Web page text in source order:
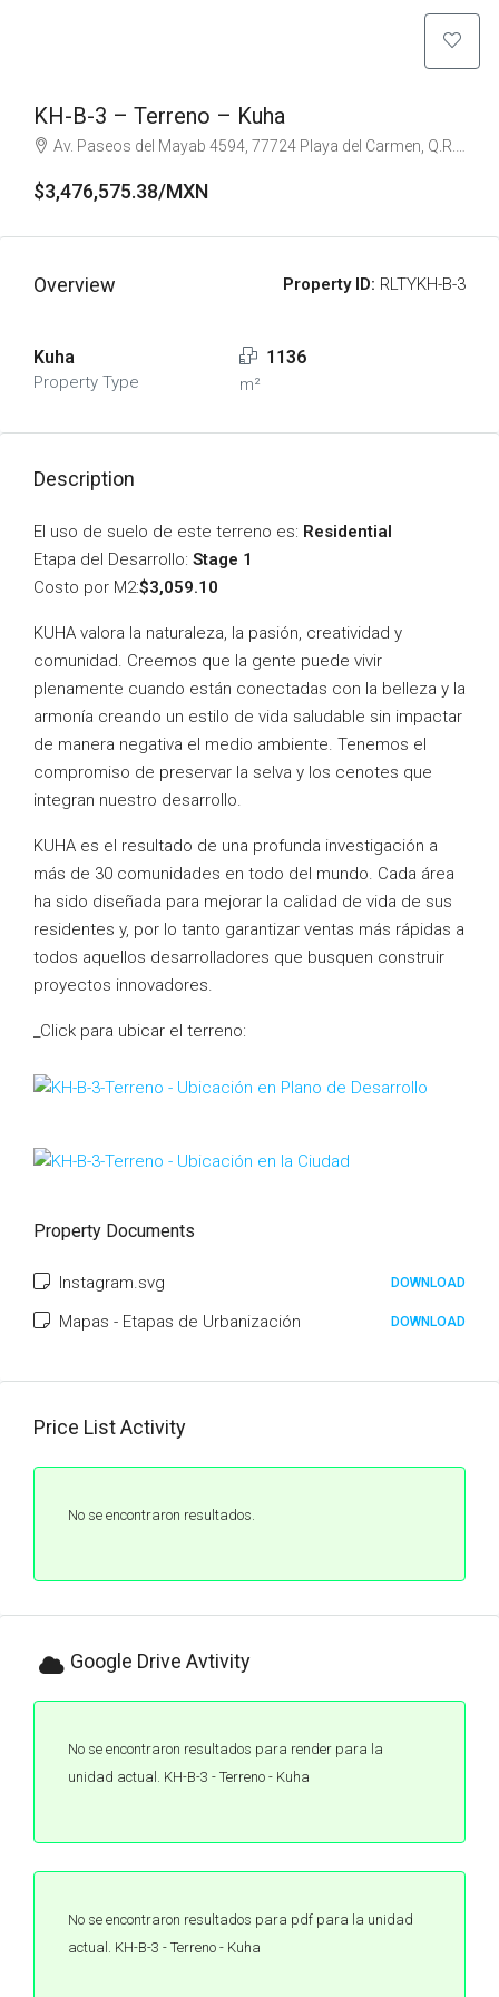
KH-B-3 – Terreno – Kuha
Av. Paseos del Mayab 4594, 77724 Playa del Carmen, Q.R., Mexico
$3,476,575.38/MXN
Overview Property ID: RLTYKH-B-3
Kuha
Property Type
1136
m²
Description
El uso de suelo de este terreno es: Residential
Etapa del Desarrollo: Stage 1
Costo por M2:$3,059.10
KUHA valora la naturaleza, la pasión, creatividad y
comunidad. Creemos que la gente puede vivir
plenamente cuando están conectadas con la belleza y la
armonía creando un estilo de vida saludable sin impactar
de manera negativa el medio ambiente. Tenemos el
compromiso de preservar la selva y los cenotes que
integran nuestro desarrollo.
KUHA es el resultado de una profunda investigación a
más de 30 comunidades en todo del mundo. Cada área
ha sido diseñada para mejorar la calidad de vida de sus
residentes y, por lo tanto garantizar ventas más rápidas a
todos aquellos desarrolladores que busquen construir
proyectos innovadores.
_Click para ubicar el terreno:
Property Documents
Instagram.svg DOWNLOAD
Mapas - Etapas de Urbanización DOWNLOAD
Price List Activity
No se encontraron resultados.
Google Drive Avtivity
No se encontraron resultados para render para la
unidad actual. KH-B-3 - Terreno - Kuha
No se encontraron resultados para pdf para la unidad
actual. KH-B-3 - Terreno - Kuha